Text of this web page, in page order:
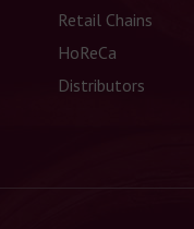
Retail Chains
HoReCa
Distributors